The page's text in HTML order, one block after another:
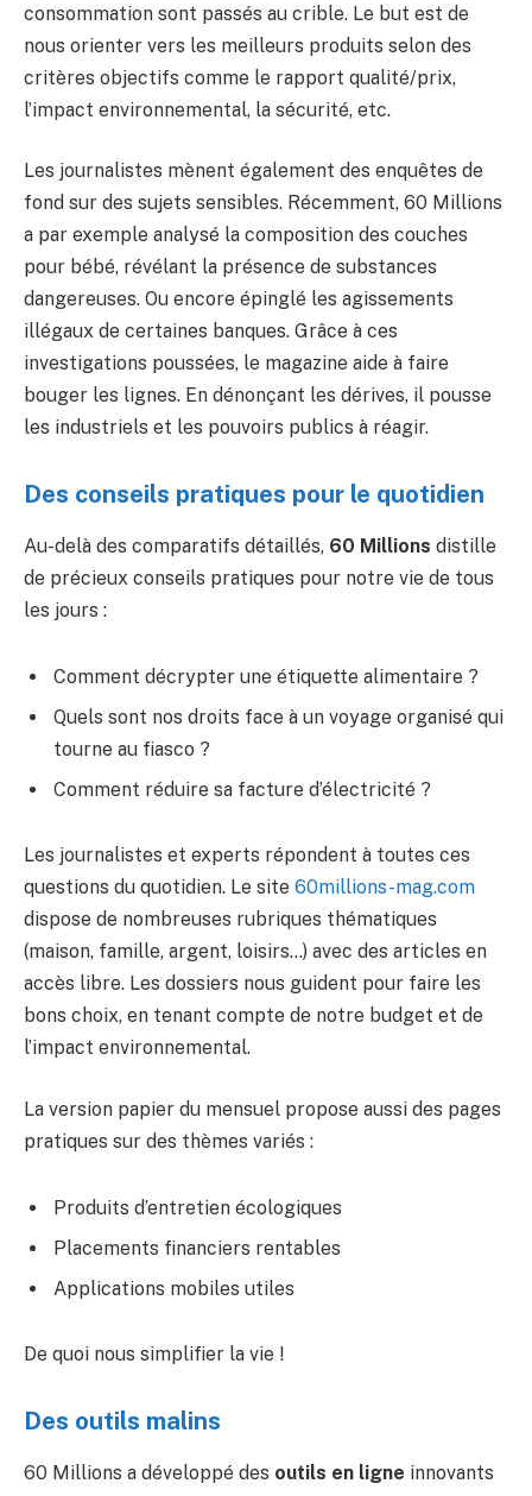
consommation sont passés au crible. Le but est de
nous orienter vers les meilleurs produits selon des
critères objectifs comme le rapport qualité/prix,
l’impact environnemental, la sécurité, etc.
Les journalistes mènent également des enquêtes de
fond sur des sujets sensibles. Récemment, 60 Millions
a par exemple analysé la composition des couches
pour bébé, révélant la présence de substances
dangereuses. Ou encore épinglé les agissements
illégaux de certaines banques. Grâce à ces
investigations poussées, le magazine aide à faire
bouger les lignes. En dénonçant les dérives, il pousse
les industriels et les pouvoirs publics à réagir.
Des conseils pratiques pour le quotidien
Au-delà des comparatifs détaillés, 60 Millions distille
de précieux conseils pratiques pour notre vie de tous
les jours :
Comment décrypter une étiquette alimentaire ?
Quels sont nos droits face à un voyage organisé qui
tourne au fiasco ?
Comment réduire sa facture d’électricité ?
Les journalistes et experts répondent à toutes ces
questions du quotidien. Le site 60millions-mag.com
dispose de nombreuses rubriques thématiques
(maison, famille, argent, loisirs…) avec des articles en
accès libre. Les dossiers nous guident pour faire les
bons choix, en tenant compte de notre budget et de
l’impact environnemental.
La version papier du mensuel propose aussi des pages
pratiques sur des thèmes variés :
Produits d’entretien écologiques
Placements financiers rentables
Applications mobiles utiles
De quoi nous simplifier la vie !
Des outils malins
60 Millions a développé des outils en ligne innovants